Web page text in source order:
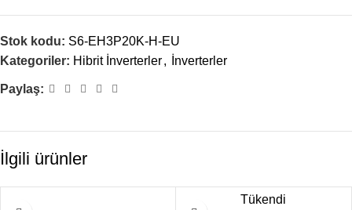
Stok kodu: S6-EH3P20K-H-EU
Kategoriler: Hibrit İnverterler, İnverterler
Paylaş:
İlgili ürünler
Tükendi